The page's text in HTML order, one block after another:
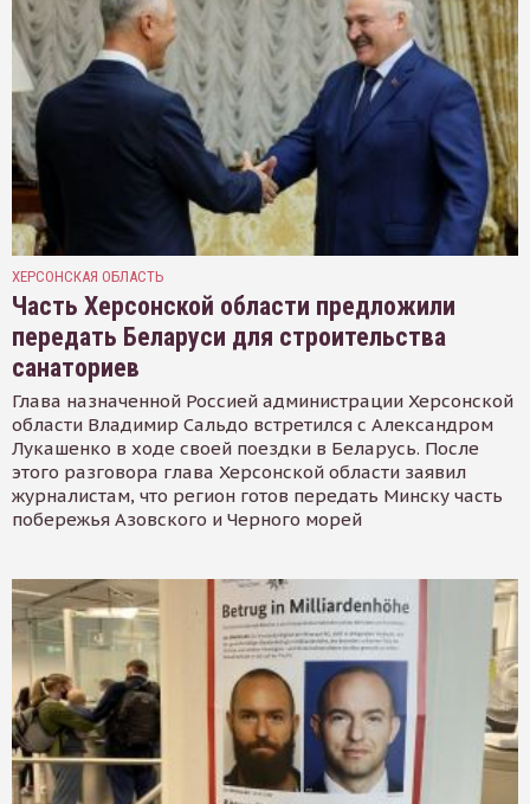
ХЕРСОНСКАЯ ОБЛАСТЬ
Часть Херсонской области предложили
передать Беларуси для строительства
санаториев
Глава назначенной Россией администрации Херсонской
области Владимир Сальдо встретился с Александром
Лукашенко в ходе своей поездки в Беларусь. После
этого разговора глава Херсонской области заявил
журналистам, что регион готов передать Минску часть
побережья Азовского и Черного морей